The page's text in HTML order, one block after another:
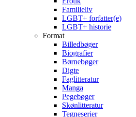
Familieliv
LGBT+ forfatter(e)
LGBT+ historie
Format
Billedbøger
Biografier
Børnebøger
Digte
Faglitteratur
Manga
Pegebøger
Skønlitteratur
Tegneserier